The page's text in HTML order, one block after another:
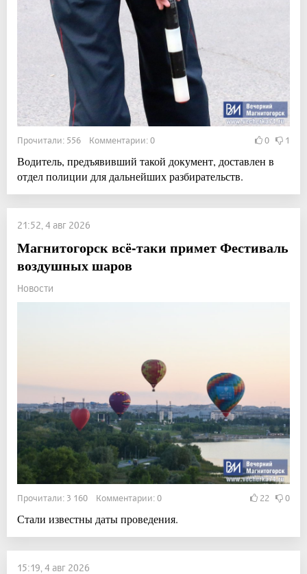
Прочитали: 556 Комментарии: 0 0 1
Водитель, предъявивший такой документ, доставлен в
отдел полиции для дальнейших разбирательств.
21:52, 4 авг 2026
Магнитогорск всё-таки примет Фестиваль
воздушных шаров
Новости
Прочитали: 3 160 Комментарии: 0 22 0
Стали известны даты проведения.
15:19, 4 авг 2026